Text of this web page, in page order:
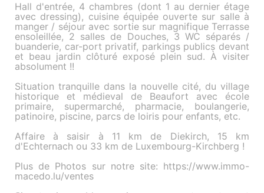
Hall d'entrée, 4 chambres (dont 1 au dernier étage
avec dressing), cuisine équipée ouverte sur salle à
manger / séjour avec sortie sur magnifique Terrasse
ensoleillée, 2 salles de Douches, 3 WC séparés /
buanderie, car-port privatif, parkings publics devant
et beau jardin clôturé exposé plein sud. À visiter
absolument !!
Situation tranquille dans la nouvelle cité, du village
historique et médieval de Beaufort avec école
primaire, supermarché, pharmacie, boulangerie,
patinoire, piscine, parcs de loiris pour enfants, etc.
Affaire à saisir à 11 km de Diekirch, 15 km
d'Echternach ou 33 km de Luxembourg-Kirchberg !
Plus de Photos sur notre site: https://www.immo-
macedo.lu/ventes